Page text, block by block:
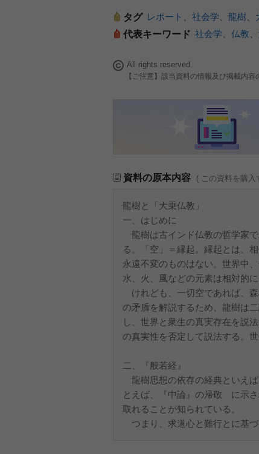
タグ レポート 社会学 龍樹
代表キーワード 社会学 仏教
All rights reserved.
【ご注意】該当資料の情報及び掲載内
資料の原本内容 ( この資料を購
龍樹と「大乗仏教」
一、はじめに
龍樹は古インド仏教の哲学家で
る。「空」＝縁起。縁起とは、
永遠不変のものはない。世界中
水、火、風などの元素は相対的
けれども、一切空であれば、森
の矛盾を解説するため、龍樹は
し、世界と衆生の真実存在を説
の真実性を否定して説法する。
二、『般若経』
龍樹思想の依存の経典といえ
とえば、『中論』の帰敬 に示
取れることが知られている。
つまり、求道心と難行とに基